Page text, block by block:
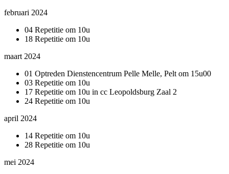
februari 2024
04 Repetitie om 10u
18 Repetitie om 10u
maart 2024
01 Optreden Dienstencentrum Pelle Melle, Pelt om 15u00
03 Repetitie om 10u
17 Repetitie om 10u in cc Leopoldsburg Zaal 2
24 Repetitie om 10u
april 2024
14 Repetitie om 10u
28 Repetitie om 10u
mei 2024